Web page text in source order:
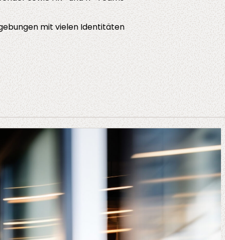
mit vielen Identitäten